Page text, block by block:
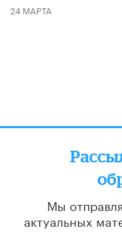
24 МАРТА
Мы
актуальных